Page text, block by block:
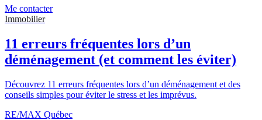
Me contacter
Immobilier
11 erreurs fréquentes lors d’un
déménagement (et comment les éviter)
Découvrez 11 erreurs fréquentes lors d’un déménagement et des
conseils simples pour éviter le stress et les imprévus.
RE/MAX Québec